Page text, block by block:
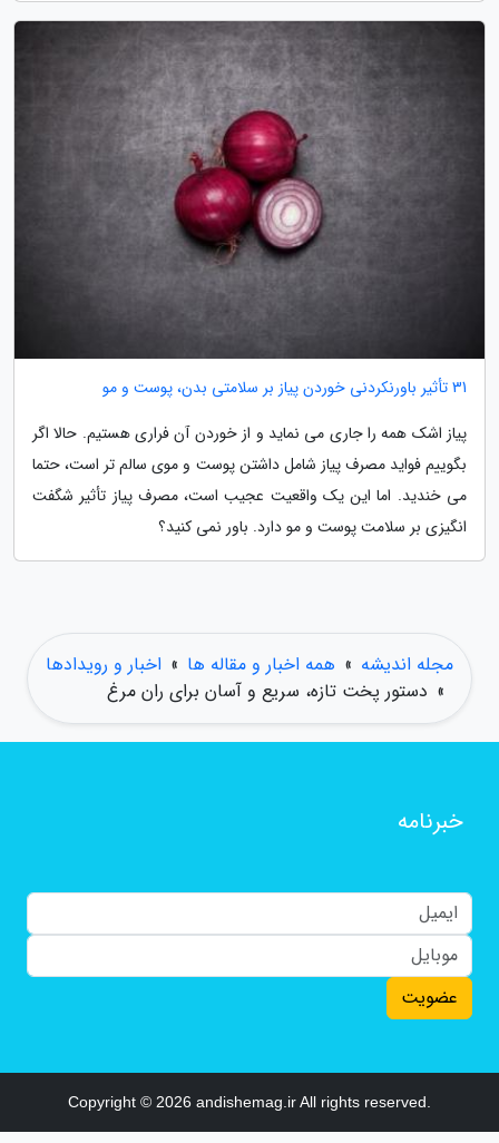
31 تأثیر باورنکردنی خوردن پیاز بر سلامتی بدن، پوست و مو
پیاز اشک همه را جاری می نماید و از خوردن آن فراری هستیم. حالا اگر
بگوییم فواید مصرف پیاز شامل داشتن پوست و موی سالم تر است، حتما
می خندید. اما این یک واقعیت عجیب است، مصرف پیاز تأثیر شگفت
انگیزی بر سلامت پوست و مو دارد. باور نمی کنید؟
مجله اندیشه » همه اخبار و مقاله ها » اخبار و رویدادها
» دستور پخت تازه، سریع و آسان برای ران مرغ
خبرنامه
عضویت
Copyright © 2026 andishemag.ir All rights reserved.